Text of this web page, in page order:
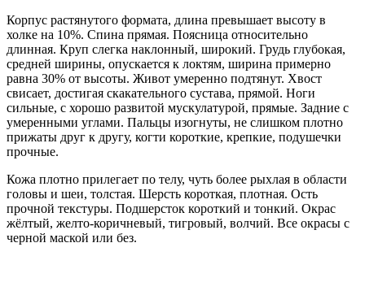
Корпус растянутого формата, длина превышает высоту в
холке на 10%. Спина прямая. Поясница относительно
длинная. Круп слегка наклонный, широкий. Грудь глубокая,
средней ширины, опускается к локтям, ширина примерно
равна 30% от высоты. Живот умеренно подтянут. Хвост
свисает, достигая скакательного сустава, прямой. Ноги
сильные, с хорошо развитой мускулатурой, прямые. Задние с
умеренными углами. Пальцы изогнуты, не слишком плотно
прижаты друг к другу, когти короткие, крепкие, подушечки
прочные.
Кожа плотно прилегает по телу, чуть более рыхлая в области
головы и шеи, толстая. Шерсть короткая, плотная. Ость
прочной текстуры. Подшерсток короткий и тонкий. Окрас
жёлтый, желто-коричневый, тигровый, волчий. Все окрасы с
черной маской или без.